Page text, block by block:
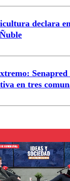
declara
en tres